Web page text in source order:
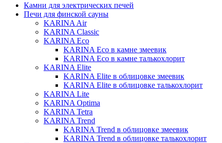
Камни для электрических печей
Печи для финской сауны
KARINA Air
KARINA Classic
KARINA Eco
KARINA Eco в камне змеевик
KARINA Eco в камне талькохлорит
KARINA Elite
KARINA Elite в облицовке змеевик
KARINA Elite в облицовке талькохлорит
KARINA Lite
KARINA Optima
KARINA Tetra
KARINA Trend
KARINA Trend в облицовке змеевик
KARINA Trend в облицовке талькохлорит